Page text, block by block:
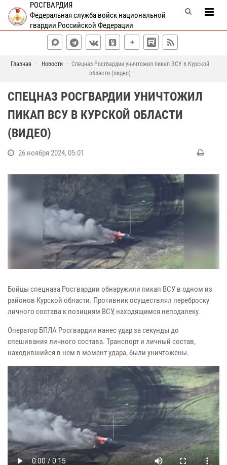
РОСГВАРДИЯ
Федеральная служба войск национальной
гвардии Российской Федерации
Главная Новости
Спецназ Росгвардии уничтожил пикап ВСУ в Курской
области (видео)
СПЕЦНАЗ РОСГВАРДИИ УНИЧТОЖИЛ
ПИКАП ВСУ В КУРСКОЙ ОБЛАСТИ
(ВИДЕО)
26 ноября 2024, 05:01
Бойцы спецназа Росгвардии обнаружили пикап ВСУ в одном из
районов Курской области. Противник осуществлял переброску
личного состава к позициям ВСУ, находящимся неподалеку.
Оператор БПЛА Росгвардии нанес удар за секунды до
спешивания личного состава. Транспорт и личный состав,
находившийся в нем в момент удара, были уничтожены.